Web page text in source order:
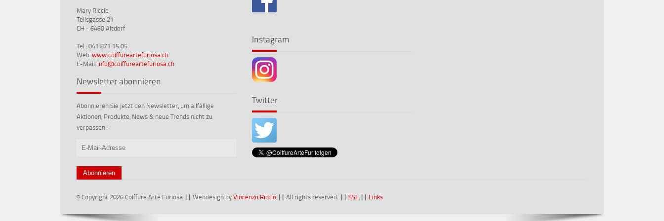
Mary Riccio
Tellsgasse 21
CH - 6460 Altdorf
Tel.: 041 871 15 05
Web:www.coiffureartefuriosa.ch
E-Mail: info@coiffureartefuriosa.ch
Newsletter abonnieren
Abonnieren Sie jetzt den Newsletter, um allfällige
Aktionen, Produkte, News & neue Trends nicht zu
verpassen!
Instagram
Twitter
© Copyright 2026 Coiffure Arte Furiosa || Webdesign byVincenzo Riccio || All rights reserved. || SSL || Links